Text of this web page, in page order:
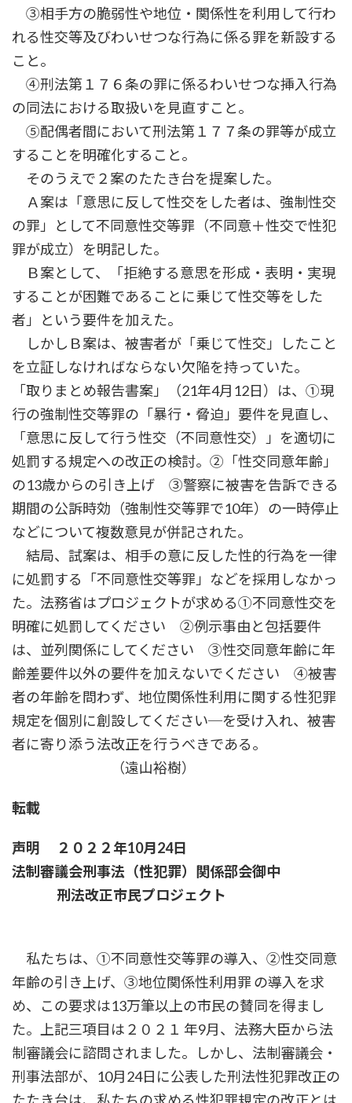
③相手方の脆弱性や地位・関係性を利用して行わ
れる性交等及びわいせつな行為に係る罪を新設する
こと。
④刑法第１７６条の罪に係るわいせつな挿入行為
の同法における取扱いを見直すこと。
⑤配偶者間において刑法第１７７条の罪等が成立
することを明確化すること。
そのうえで２案のたたき台を提案した。
Ａ案は「意思に反して性交をした者は、強制性交
の罪」として不同意性交等罪（不同意＋性交で性犯
罪が成立）を明記した。
Ｂ案として、「拒絶する意思を形成・表明・実現
することが困難であることに乗じて性交等をした
者」という要件を加えた。
しかしＢ案は、被害者が「乗じて性交」したこと
を立証しなければならない欠陥を持っていた。
「取りまとめ報告書案」（21年4月12日）は、①現
行の強制性交等罪の「暴行・脅迫」要件を見直し、
「意思に反して行う性交（不同意性交）」を適切に
処罰する規定への改正の検討。②「性交同意年齢」
の13歳からの引き上げ ③警察に被害を告訴できる
期間の公訴時効（強制性交等罪で10年）の一時停止
などについて複数意見が併記された。
結局、試案は、相手の意に反した性的行為を一律
に処罰する「不同意性交等罪」などを採用しなかっ
た。法務省はプロジェクトが求める①不同意性交を
明確に処罰してください ②例示事由と包括要件
は、並列関係にしてください ③性交同意年齢に年
齢差要件以外の要件を加えないでください ④被害
者の年齢を問わず、地位関係性利用に関する性犯罪
規定を個別に創設してください─を受け入れ、被害
者に寄り添う法改正を行うべきである。
（遠山裕樹）
転載
声明 ２０２２年10月24日
法制審議会刑事法（性犯罪）関係部会御中
刑法改正市民プロジェクト
私たちは、①不同意性交等罪の導入、②性交同意
年齢の引き上げ、③地位関係性利用罪 の導入を求
め、この要求は13万筆以上の市民の賛同を得まし
た。上記三項目は２０２１ 年9月、法務大臣から法
制審議会に諮問されました。しかし、法制審議会・
刑事法部が、10月24日に公表した刑法性犯罪改正の